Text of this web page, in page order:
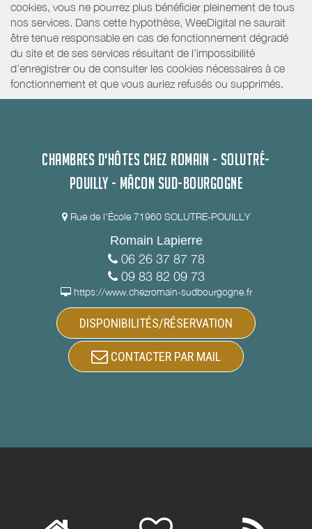
cookies, vous ne pourrez plus bénéficier pleinement de tous
nos services. Dans cette hypothèse, WeeDigital ne saurait
être tenue responsable en cas de fonctionnement dégradé
du site et de ses services résultant de l’impossibilité
d’enregistrer ou de consulter les cookies nécessaires à ce
fonctionnement et que vous auriez refusés ou supprimés.
CHAMBRES D'HÔTES CHEZ ROMAIN - SOLUTRÉ-
POUILLY - MÂCON SUD-BOURGOGNE
Rue de l'École 71960 SOLUTRE-POUILLY
Romain Lapierre
06 26 37 87 78
09 83 82 09 73
https://www.chezromain-sudbourgogne.fr
DISPONIBILITÉS/RÉSERVATION
CONTACTER PAR MAIL